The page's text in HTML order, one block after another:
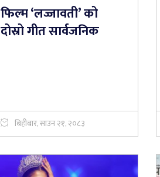
फिल्म ‘लज्जावती’ को
दोस्रो गीत सार्वजनिक
बिहीबार, साउन २१, २०८३